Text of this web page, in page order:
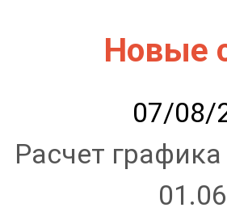
Новые
07/08/
Расчет